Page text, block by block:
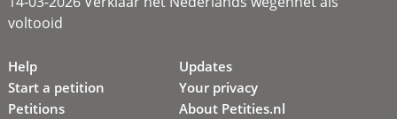
voltooid
Help
Start a petition
Petitions
Updates
Your privacy
About Petities.nl